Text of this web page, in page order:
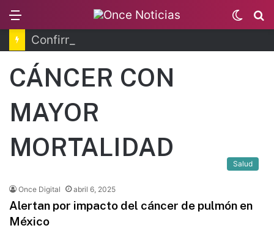
Switch
skin
CÁNCER CON
MAYOR
MORTALIDAD
Salud
Once Digital abril 6, 2025
Alertan por impacto del cáncer de pulmón en
México